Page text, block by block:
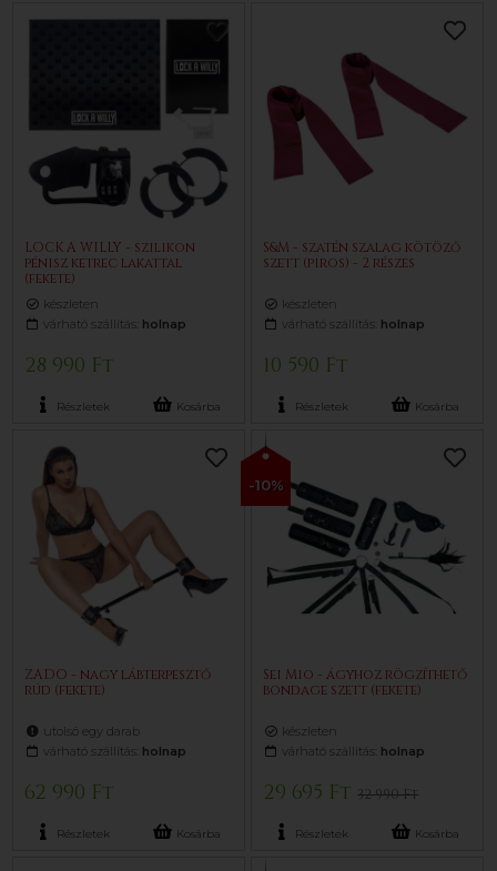
LOCK A WILLY - szilikon
pénisz ketrec lakattal
(fekete)
készleten
várható szállítás: holnap
28 990 Ft
Részletek Kosárba
S&M - szatén szalag kötöző
szett (piros) - 2 részes
készleten
várható szállítás: holnap
10 590 Ft
Részletek Kosárba
ZADO - nagy lábterpesztő
rúd (fekete)
utolsó egy darab
várható szállítás: holnap
62 990 Ft
Részletek Kosárba
-10%
Sei Mio - ágyhoz rögzíthető
bondage szett (fekete)
készleten
várható szállítás: holnap
29 695 Ft32 990 Ft
Részletek Kosárba